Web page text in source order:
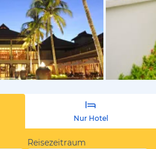
von
Nur Hotel
Reisezeitraum